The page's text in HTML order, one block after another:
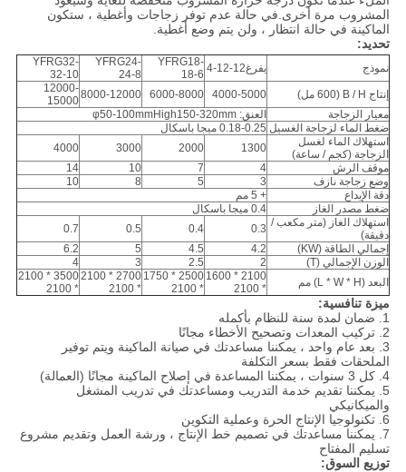
المشروب مرة أخرى.في حالة عدم توفر زجاجات وأغطية ، ستكون
الماكينة في حالة انتظار ، ولن يتم وضع أغطية.
تحديد:
نموذج يفرغ12-12-4
YFRG18-
18-6
YFRG24-
24-8
YFRG32-
32-10
إنتاج B / H (600 مل)
4000-5000
6000-8000
8000-12000
12000-
15000
معيار الزجاجة
العنق: φ50-100mmHigh150-320mm
ضغط الماء لزجاجة الغسيل 0.18-0.25 ميجا باسكال
استهلاك الماء لغسل
الزجاجة (كجم / ساعة)
1300
2000
3000
4000
موقف الرش
4
7
10
14
وضع زجاجة نازف
3
5
8
10
دقة الإيداع
+ 5 مم
ضغط مصدر الغاز
0.4 ميجا باسكال
استهلاك الغاز (متر مكعب /
دقيقة)
0.3
0.4
0.5
0.7
إجمالي الطاقة (KW)
4.2
4.5
5
6.2
الوزن الإجمالي (T)
2
2.5
3
4
البعد (L * W * H) مم
2100 * 1600
* 2100
2500 * 1750
* 2100
2700 * 2100
* 2100
3500 * 2100
* 2100
ميزة تنافسية:
1. ضمان لمدة سنة للنظام بأكمله
2. تركيب المعدات وتصحيح الأخطاء مجانًا
3. بعد عام واحد ، يمكننا مساعدتك في صيانة الماكينة ويتم توفير
الملحقات فقط بسعر التكلفة
4. كل 3 سنوات ، يمكننا المساعدة في إصلاح الماكينة مجانًا (العمالة)
5. يمكننا تقديم خدمة التدريب ومساعدتك في تدريب المشغل
والميكانيكي
6. تكنولوجيا الإنتاج الحرة وعملية التكوين
7. يمكننا مساعدتك في تصميم خط الإنتاج ، ورشة العمل وتقديم مشروع
تسليم المفتاح
توزيع السوق: